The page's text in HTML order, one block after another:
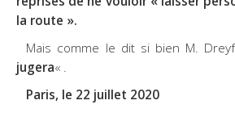
la route ».
Mais comme le dit si bien M.
jugera« .
Paris, le 22 juillet 2020